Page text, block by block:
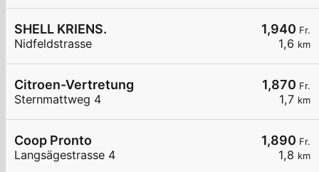
1,940 Fr.
1,6 km
SHELL KRIENS.
Nidfeldstrasse
1,870 Fr.
1,7 km
Citroen-Vertretung
Sternmattweg 4
1,890 Fr.
1,8 km
Coop Pronto
Langsägestrasse 4